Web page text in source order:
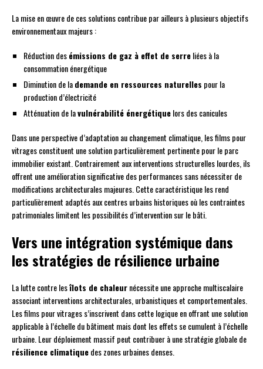
La mise en œuvre de ces solutions contribue par ailleurs à plusieurs objectifs
environnementaux majeurs :
Réduction desémissions de gaz à effet de serreliées à la
consommation énergétique
Diminution de lademande en ressources naturelles pour la
production d’électricité
Atténuation de lavulnérabilité énergétiquelors des canicules
Dans une perspective d’adaptation au changement climatique, les films pour
vitrages constituent une solution particulièrement pertinente pour le parc
immobilier existant. Contrairement aux interventions structurelles lourdes, ils
offrent une amélioration significative des performances sans nécessiter de
modifications architecturales majeures. Cette caractéristique les rend
particulièrement adaptés aux centres urbains historiques où les contraintes
patrimoniales limitent les possibilités d’intervention sur le bâti.
Vers une intégration systémique dans
les stratégies de résilience urbaine
La lutte contre lesîlots de chaleurnécessite une approche multiscalaire
associant interventions architecturales, urbanistiques et comportementales.
Les films pour vitrages s’inscrivent dans cette logique en offrant une solution
applicable à l’échelle du bâtiment mais dont les effets se cumulent à l’échelle
urbaine. Leur déploiement massif peut contribuer à une stratégie globale de
résilience climatiquedes zones urbaines denses.